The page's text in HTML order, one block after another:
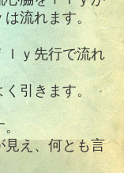
流れます。
ｌｙ先行で流れ
引きます。
。
見え、何とも言